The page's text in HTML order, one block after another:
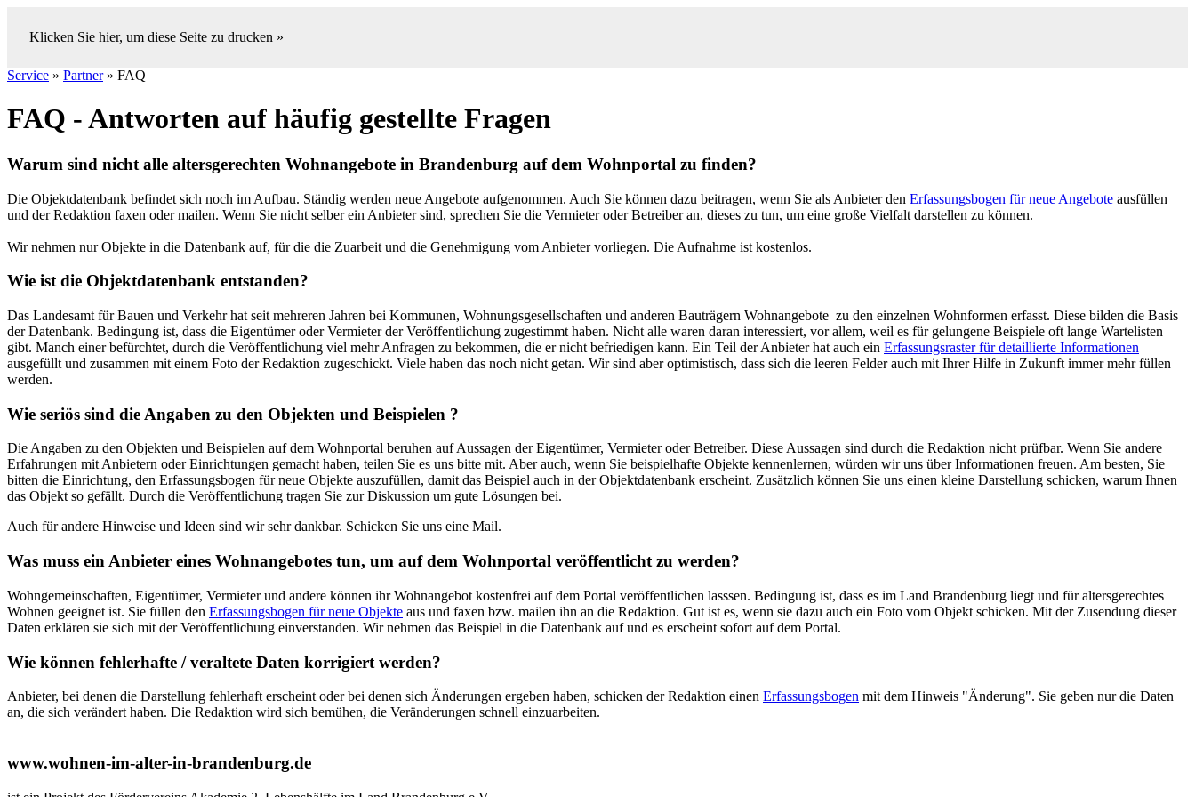
Klicken Sie hier, um diese Seite zu drucken »
Service » Partner» FAQ
FAQ - Antworten auf häufig gestellte Fragen
Warum sind nicht alle altersgerechten Wohnangebote in Brandenburg auf dem Wohnportal zu finden?
Die Objektdatenbank befindet sich noch im Aufbau. Ständig werden neue Angebote aufgenommen. Auch Sie können dazu beitragen, wenn Sie als Anbieter den Erfassungsbogen für neue Angebote ausfüllen
und der Redaktion faxen oder mailen. Wenn Sie nicht selber ein Anbieter sind, sprechen Sie die Vermieter oder Betreiber an, dieses zu tun, um eine große Vielfalt darstellen zu können.
Wir nehmen nur Objekte in die Datenbank auf, für die die Zuarbeit und die Genehmigung vom Anbieter vorliegen. Die Aufnahme ist kostenlos.
Wie ist die Objektdatenbank entstanden?
Das Landesamt für Bauen und Verkehr hat seit mehreren Jahren bei Kommunen, Wohnungsgesellschaften und anderen Bauträgern Wohnangebote zu den einzelnen Wohnformen erfasst. Diese bilden die Basis
der Datenbank. Bedingung ist, dass die Eigentümer oder Vermieter der Veröffentlichung zugestimmt haben. Nicht alle waren daran interessiert, vor allem, weil es für gelungene Beispiele oft lange Wartelisten
gibt. Manch einer befürchtet, durch die Veröffentlichung viel mehr Anfragen zu bekommen, die er nicht befriedigen kann. Ein Teil der Anbieter hat auch ein Erfassungsraster für detaillierte Informationen
ausgefüllt und zusammen mit einem Foto der Redaktion zugeschickt. Viele haben das noch nicht getan. Wir sind aber optimistisch, dass sich die leeren Felder auch mit Ihrer Hilfe in Zukunft immer mehr füllen
werden.
Wie seriös sind die Angaben zu den Objekten und Beispielen ?
Die Angaben zu den Objekten und Beispielen auf dem Wohnportal beruhen auf Aussagen der Eigentümer, Vermieter oder Betreiber. Diese Aussagen sind durch die Redaktion nicht prüfbar. Wenn Sie andere
Erfahrungen mit Anbietern oder Einrichtungen gemacht haben, teilen Sie es uns bitte mit. Aber auch, wenn Sie beispielhafte Objekte kennenlernen, würden wir uns über Informationen freuen. Am besten, Sie
bitten die Einrichtung, den Erfassungsbogen für neue Objekte auszufüllen, damit das Beispiel auch in der Objektdatenbank erscheint. Zusätzlich können Sie uns einen kleine Darstellung schicken, warum Ihnen
das Objekt so gefällt. Durch die Veröffentlichung tragen Sie zur Diskussion um gute Lösungen bei.
Auch für andere Hinweise und Ideen sind wir sehr dankbar. Schicken Sie uns eine Mail.
Was muss ein Anbieter eines Wohnangebotes tun, um auf dem Wohnportal veröffentlicht zu werden?
Wohngemeinschaften, Eigentümer, Vermieter und andere können ihr Wohnangebot kostenfrei auf dem Portal veröffentlichen lasssen. Bedingung ist, dass es im Land Brandenburg liegt und für altersgerechtes
Wohnen geeignet ist. Sie füllen den Erfassungsbogen für neue Objekte aus und faxen bzw. mailen ihn an die Redaktion. Gut ist es, wenn sie dazu auch ein Foto vom Objekt schicken. Mit der Zusendung dieser
Daten erklären sie sich mit der Veröffentlichung einverstanden. Wir nehmen das Beispiel in die Datenbank auf und es erscheint sofort auf dem Portal.
Wie können fehlerhafte / veraltete Daten korrigiert werden?
Anbieter, bei denen die Darstellung fehlerhaft erscheint oder bei denen sich Änderungen ergeben haben, schicken der Redaktion einen Erfassungsbogen mit dem Hinweis "Änderung". Sie geben nur die Daten
an, die sich verändert haben. Die Redaktion wird sich bemühen, die Veränderungen schnell einzuarbeiten.
www.wohnen-im-alter-in-brandenburg.de